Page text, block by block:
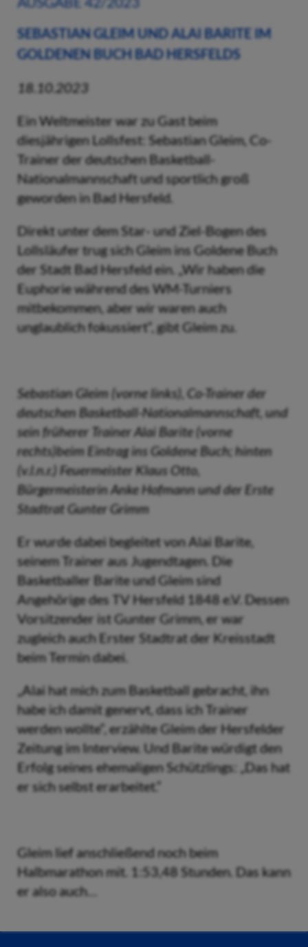
SEBASTIAN GLEIM UND ALAI BARITE IM
GOLDENEN BUCH BAD HERSFELDS
18.10.2023
Ein Weltmeister war zu Gast beim
diesjährigen Lollsfest: Sebastian Gleim, Co-
Trainer der deutschen Basketball-
Nationalmannschaft und sportlich groß
geworden in Bad Hersfeld.
Direkt unter dem Star- und Ziel-Bogen des
Lollsläufer trug sich Gleim ins Goldene Buch
der Stadt Bad Hersfeld ein. „Wir haben die
Euphorie während des WM-Turniers
mitbekommen, aber wir waren auch
unglaublich fokussiert“, gibt Gleim zu.
Sebastian Gleim (vorne links), Co-Trainer der
deutschen Basketball-Nationalmannschaft, und
sein früherer Trainer Alai Barite (vorne
rechts)beim Eintrag ins Goldene Buch; hinten
(v.l.n.r.) Feuermeister Klaus Otto,
Bürgermeisterin Anke Hofmann und der Erste
Stadtrat Gunter Grimm
Er wurde dabei begleitet von Alai Barite,
seinem Trainer aus Jugendtagen. Die
Basketballer Barite und Gleim sind
Angehörige des TV Hersfeld 1848 e.V. Dessen
Vorsitzender ist Gunter Grimm, er war
zugleich auch Erster Stadtrat der Kreisstadt
beim Termin dabei.
„Alai hat mich zum Basketball gebracht, ihn
habe ich damit genervt, dass ich Trainer
werden wollte“, erzählte Gleim der Hersfelder
Zeitung im Interview. Und Barite würdigt den
Erfolg seines ehemaligen Schützlings: „Das hat
er sich selbst erarbeitet.“
Gleim lief anschließend noch beim
Halbmarathon mit. 1:53,48 Stunden. Das kann
er also auch…